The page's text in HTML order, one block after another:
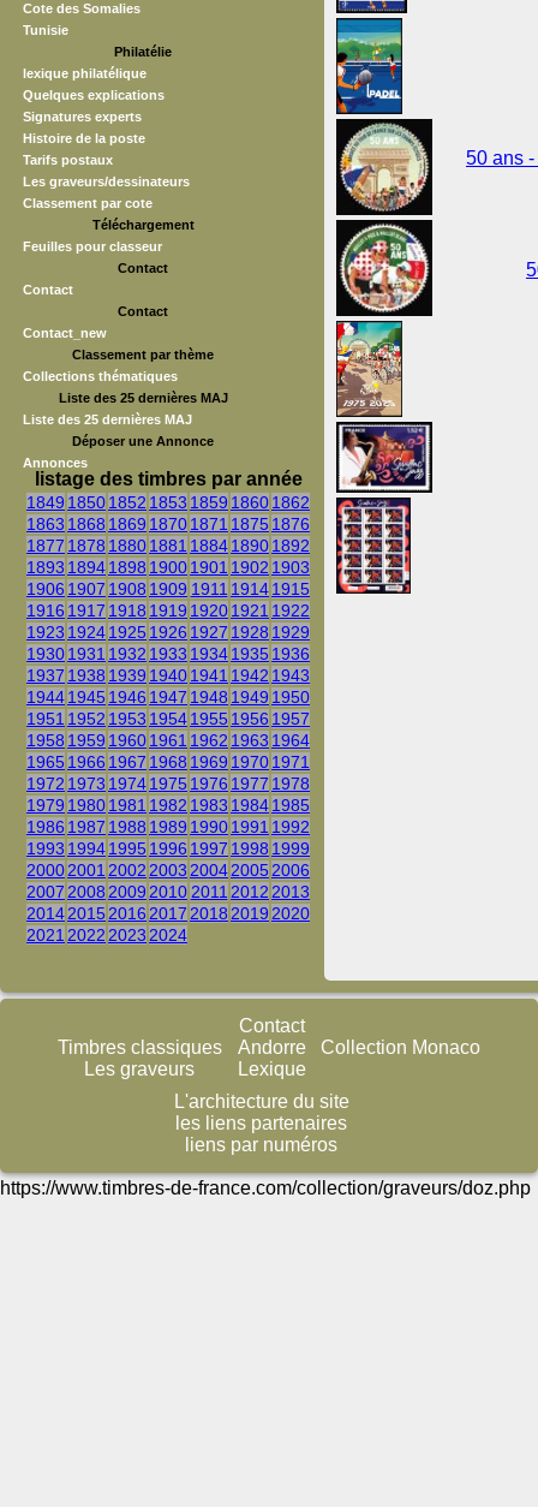
Cote des Somalies
Tunisie
Philatélie
lexique philatélique
Quelques explications
Signatures experts
Histoire de la poste
Tarifs postaux
Les graveurs/dessinateurs
Classement par cote
Téléchargement
Feuilles pour classeur
Contact
Contact
Contact
Contact_new
Classement par thème
Collections thématiques
Liste des 25 dernières MAJ
Liste des 25 dernières MAJ
Déposer une Annonce
Annonces
listage des timbres par année
1849 18501852 1853 1859 18601862
1863 1868 1869 18701871 1875 1876
1877 1878 18801881 188418901892
1893 18941898 19001901 1902 1903
1906 1907 1908 1909 1911 19141915
1916 1917 1918 1919 19201921 1922
1923 19241925 1926 1927 1928 1929
19301931 1932 1933 19341935 1936
1937 1938 1939 19401941 1942 1943
19441945 1946 1947 1948 1949 1950
1951 1952 1953 19541955 1956 1957
1958 1959 19601961 1962 1963 1964
1965 1966 1967 1968 1969 19701971
1972 1973 19741975 1976 1977 1978
1979 19801981 1982 1983 19841985
1986 1987 1988 1989 19901991 1992
1993 19941995 1996 1997 1998 1999
2000200120022003200420052006
2007200820092010201120122013
2014201520162017201820192020
2021202220232024
50 ans
Timbres classiques
Les graveurs
Contact
Andorre
Lexique
Collection Monaco
L'architecture du site
les liens partenaires
liens par numéros
https://www.timbres-de-france.com/collection/graveurs/doz.php